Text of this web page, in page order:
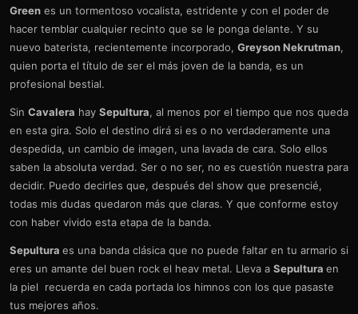
Green es un tormentoso vocalista, estridente y con el poder de
hacer temblar cualquier recinto que se le ponga delante. Y su
nuevo baterista, recientemente incorporado, Greyson Nekrutman,
quien porta el título de ser el más joven de la banda, es un
profesional bestial.
Sin Cavalera hay Sepultura, al menos por el tiempo que nos queda
en esta gira. Solo el destino dirá si es o no verdaderamente una
despedida, un cambio de imagen, una lavada de cara. Solo ellos
saben la absoluta verdad. Ser o no ser, no es cuestión nuestra para
decidir. Puedo decirles que, después del show que presencié,
todas mis dudas quedaron más que claras. Y que conforme estoy
con haber vivido esta etapa de la banda.
Sepultura es una banda clásica que no puede faltar en tu armario si
eres un amante del buen rock el heav metal. Lleva a Sepultura en
la piel recuerda en cada portada los himnos con los que pasaste
tus mejores años.